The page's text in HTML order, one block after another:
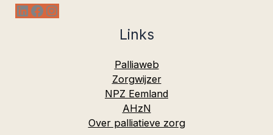
LinkedIn
Facebook
Instagram
Links
Palliaweb
Zorgwijzer
NPZ Eemland
AHzN
Over palliatieve zorg